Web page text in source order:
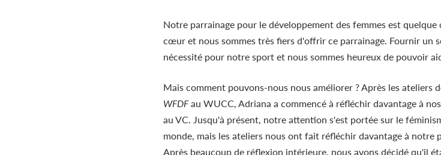
Notre parrainage pour le développement des femmes est
cœur et nous sommes très fiers d'offrir ce parrainage. Fournir un
nécessité pour notre sport et nous sommes heureux de pouvoir
Mais comment pouvons-nous nous améliorer ? Après les ateliers
WFDFau WUCC, Adriana a commencé à réfléchir davantage à
au VC. Jusqu'à présent, notre attention s'est portée sur le
monde, mais les ateliers nous ont fait réfléchir davantage à
Après beaucoup de réflexion intérieure, nous avons décidé qu'il